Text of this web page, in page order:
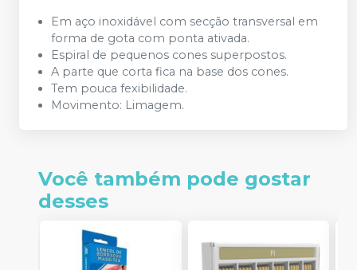
Em aço inoxidável com secção transversal em
forma de gota com ponta ativada.
Espiral de pequenos cones superpostos.
A parte que corta fica na base dos cones.
Tem pouca fexibilidade.
Movimento: Limagem.
Você também pode gostar
desses